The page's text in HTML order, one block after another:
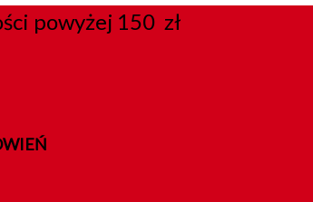
powyżej 150 zł